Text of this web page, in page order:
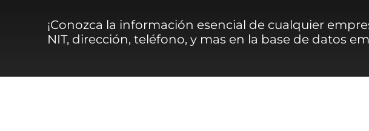
¡Conozca la información esencial de cualquier
NIT, dirección, teléfono, y mas en la base de datos